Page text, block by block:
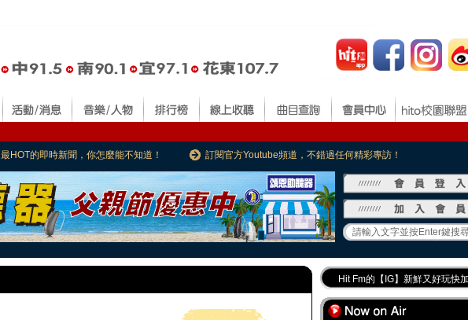
最HOT的即時新聞，你怎麼能不知道！ 訂閱官方Youtube頻道，不錯過任何精彩專訪！
Hit Fm的【IG】新鮮又好玩快
Hit Fm【FB臉書粉絲團】等你